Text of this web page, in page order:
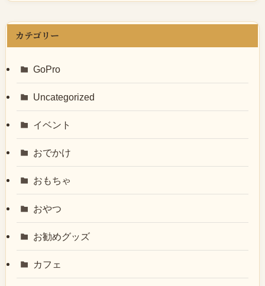
カテゴリー
GoPro
Uncategorized
イベント
おでかけ
おもちゃ
おやつ
お勧めグッズ
カフェ